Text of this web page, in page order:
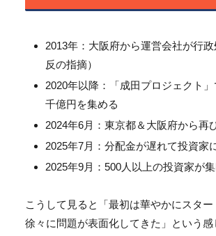
2013年：大阪府から運営会社が行
反の指摘）
2020年以降：「成田プロジェクト」
千億円を集める
2024年6月：東京都＆大阪府から再
2025年7月：分配金が遅れて投資家
2025年9月：500人以上の投資家が
こうして見ると「最初は華やかにスター
徐々に問題が表面化してきた」という感